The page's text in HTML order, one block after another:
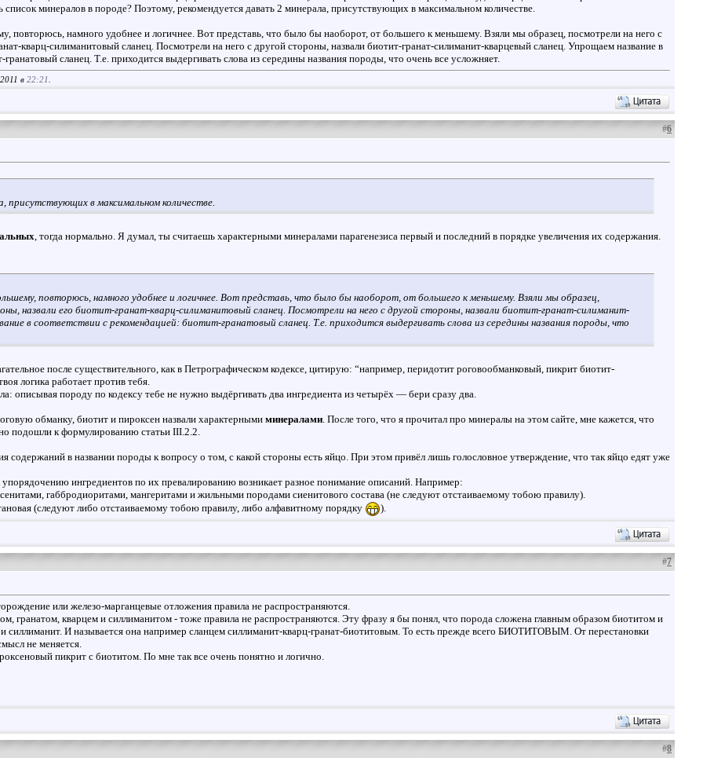
список минералов в породе? Поэтому, рекомендуется давать 2 минерала, присутствующих в максимальном количестве.
повторюсь, намного удобнее и логичнее. Вот представь, что было бы наоборот, от большего к меньшему. Взяли мы образец, посмотрели на него с
кварц-силиманитовый сланец. Посмотрели на него с другой стороны, назвали биотит-гранат-силиманит-кварцевый сланец. Упрощаем название в
сланец. Т.е. приходится выдергивать слова из середины названия породы, что очень все усложняет.
в 22:21
#6
присутствующих в максимальном количестве.
, тогда нормально. Я думал, ты считаешь характерными минералами парагенезиса первый и последний в порядке увеличения их содержания.
повторюсь, намного удобнее и логичнее. Вот представь, что было бы наоборот, от большего к меньшему. Взяли мы образец,
назвали его биотит-гранат-кварц-силиманитовый сланец. Посмотрели на него с другой стороны, назвали биотит-гранат-силиманит-
в соответствии с рекомендацией: биотит-гранатовый сланец. Т.е. приходится выдергивать слова из середины названия породы, что
после существительного, как в Петрографическом кодексе, цитирую: “например, перидотит роговообманковый, пикрит биотит-
логика работает против тебя.
описывая породу по кодексу тебе не нужно выдёргивать два ингредиента из четырёх — бери сразу два.
обманку, биотит и пироксен назвали характерными минералами. После того, что я прочитал про минералы на этом сайте, мне кажется, что
подошли к формулированию статьи III.2.2.
содержаний в названии породы к вопросу о том, с какой стороны есть яйцо. При этом привёл лишь голословное утверждение, что так яйцо едят уже
ингредиентов по их превалированию возникает разное понимание описаний. Например:
габбродиоритами, мангеритами и жильными породами сиенитового состава (не следуют отстаиваемому тобою правилу).
(следуют либо отстаиваемому тобою правилу, либо алфавитному порядку
).
#7
или железо-марганцевые отложения правила не распространяются.
гранатом, кварцем и силлиманитом - тоже правила не распространяются. Эту фразу я бы понял, что порода сложена главным образом биотитом и
силлиманит. И называется она например сланцем силлиманит-кварц-гранат-биотитовым. То есть прежде всего БИОТИТОВЫМ. От перестановки
не меняется.
пикрит с биотитом. По мне так все очень понятно и логично.
#8